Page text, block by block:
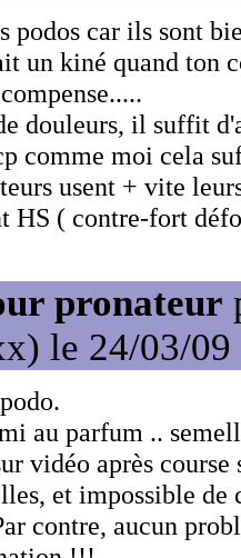
podos car ils sont
un kiné quand ton
douleurs, il suffit
comme moi cela
usent + vite
HS ( contre-fort
pronateur
le 24/03/09
au parfum ..
vidéo après course
et impossible
contre, aucun